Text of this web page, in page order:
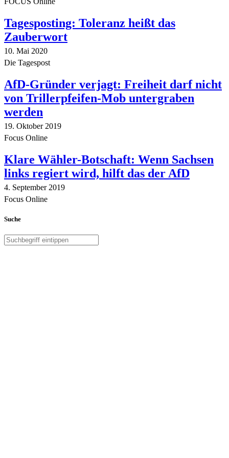
Tagesposting: Toleranz heißt das
Zauberwort
10. Mai 2020
Die Tagespost
AfD-Gründer verjagt: Freiheit darf nicht
von Trillerpfeifen-Mob untergraben
werden
19. Oktober 2019
Focus Online
Klare Wähler-Botschaft: Wenn Sachsen
links regiert wird, hilft das der AfD
4. September 2019
Focus Online
Suche